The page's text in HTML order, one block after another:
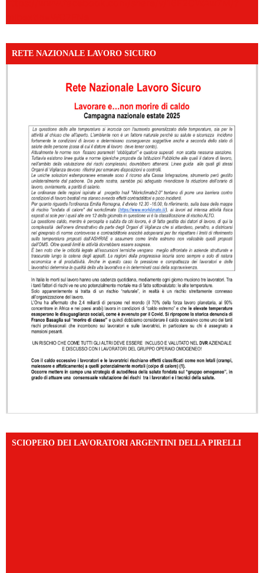
RETE NAZIONALE LAVORO SICURO
SCIOPERO DEI LAVORATORI ARGENTINI DELLA PIRELLI